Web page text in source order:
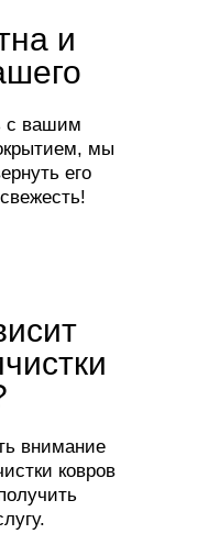
и
с вашим
мы
его
внимание
ковров